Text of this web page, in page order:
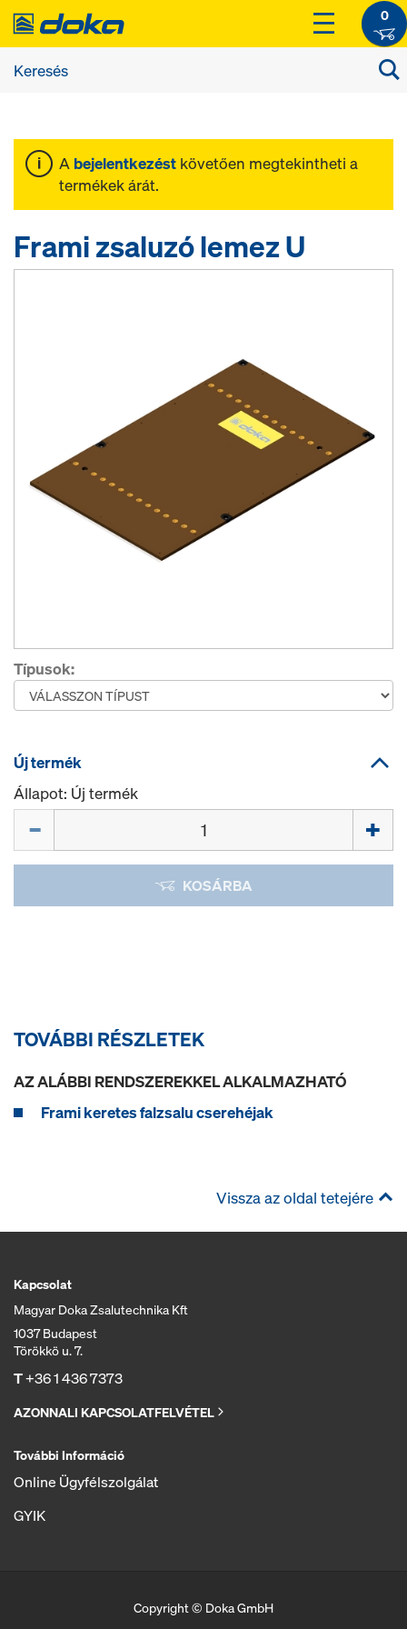
0
A bejelentkezést követően megtekintheti a
termékek árát.
Frami zsaluzó lemez U
Típusok:
Új termék
Állapot: Új termék
KOSÁRBA
TOVÁBBI RÉSZLETEK
AZ ALÁBBI RENDSZEREKKEL ALKALMAZHATÓ
Frami keretes falzsalu cserehéjak
Vissza az oldal tetejére
Kapcsolat
Magyar Doka Zsalutechnika Kft
1037 Budapest
Törökkö u. 7.
T+36 1 436 7373
AZONNALI KAPCSOLATFELVÉTEL
További Információ
Online Ügyfélszolgálat
GYIK
Copyright © Doka GmbH